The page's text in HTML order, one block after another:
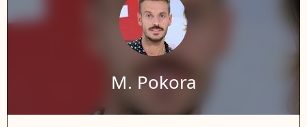
M. Pokora